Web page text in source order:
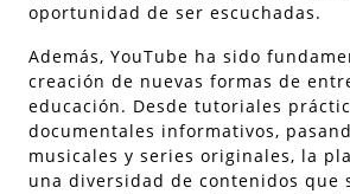
oportunidad de ser escuchadas.
Además, YouTube ha sido
creación de nuevas formas de
educación. Desde tutoriales
documentales informativos,
musicales y series originales, la
una diversidad de contenidos que